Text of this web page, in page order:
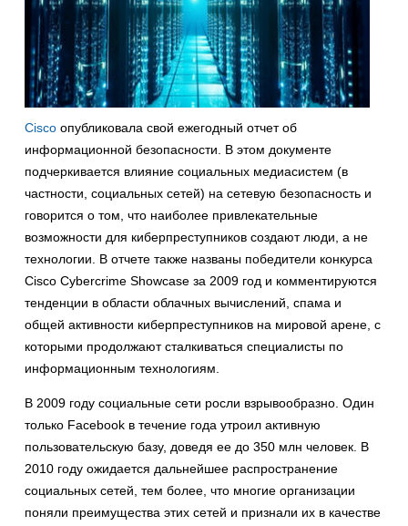
Cisco опубликовала свой ежегодный отчет об
информационной безопасности. В этом документе
подчеркивается влияние социальных медиасистем (в
частности, социальных сетей) на сетевую безопасность и
говорится о том, что наиболее привлекательные
возможности для киберпреступников создают люди, а не
технологии. В отчете также названы победители конкурса
Cisco Cybercrime Showcase за 2009 год и комментируются
тенденции в области облачных вычислений, спама и
общей активности киберпреступников на мировой арене, с
которыми продолжают сталкиваться специалисты по
информационным технологиям.
В 2009 году социальные сети росли взрывообразно. Один
только Facebook в течение года утроил активную
пользовательскую базу, доведя ее до 350 млн человек. В
2010 году ожидается дальнейшее распространение
социальных сетей, тем более, что многие организации
поняли преимущества этих сетей и признали их в качестве